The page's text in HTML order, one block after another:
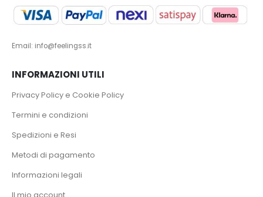
Email: info@feelingss.it
INFORMAZIONI UTILI
Privacy Policy e Cookie Policy
Termini e condizioni
Spedizioni e Resi
Metodi di pagamento
Informazioni legali